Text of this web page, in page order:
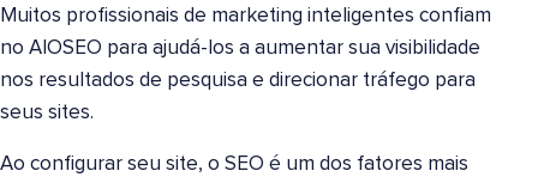
Muitos profissionais de marketing inteligentes confiam
no AIOSEO para ajudá-los a aumentar sua visibilidade
nos resultados de pesquisa e direcionar tráfego para
seus sites.
Ao configurar seu site, o SEO é um dos fatores mais